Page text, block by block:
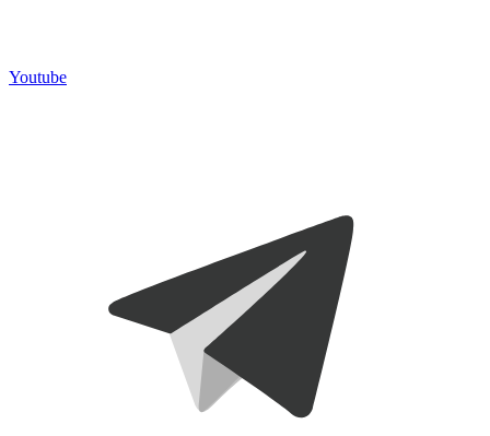
Youtube